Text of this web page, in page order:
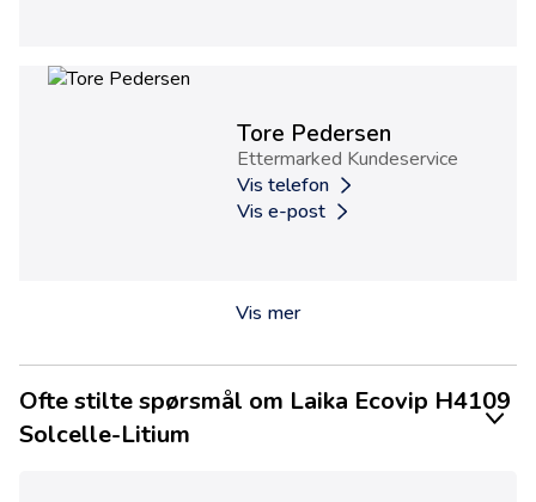
Tore Pedersen
Ettermarked Kundeservice
Vis telefon
Vis e-post
Vis mer
Ofte stilte spørsmål om Laika Ecovip H4109
Solcelle-Litium